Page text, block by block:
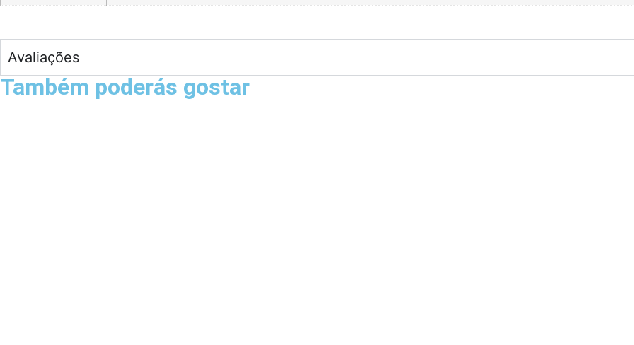
Avaliações
Também poderás gostar